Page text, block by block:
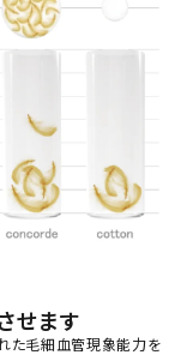
せます
た毛細血管現象能力を